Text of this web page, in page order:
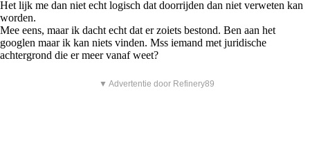
Het lijk me dan niet echt logisch dat doorrijden dan niet verweten kan
worden.
Mee eens, maar ik dacht echt dat er zoiets bestond. Ben aan het
googlen maar ik kan niets vinden. Mss iemand met juridische
achtergrond die er meer vanaf weet?
▼ Advertentie door Refinery89